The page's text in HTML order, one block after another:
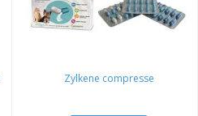
Zylkene compresse